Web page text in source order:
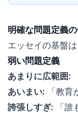
明確な問題定義
エッセイの基盤
弱い問題定義
あまりに広範囲:
あいまい: 「教育
誇張しすぎ: 「誰